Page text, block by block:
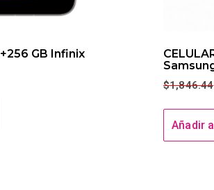
GB Infinix
$1,846.44
Añadir